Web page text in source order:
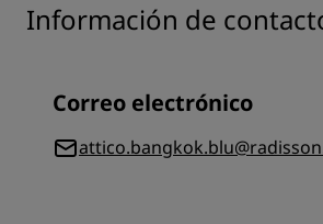
Información de
Correo electrónico